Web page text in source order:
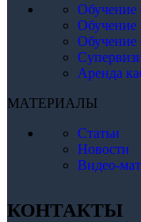
Обучение
Обучение
Обучение
Аренда
МАТЕРИАЛЫ
Статьи
Новости
Видео-
КОНТАКТЫ